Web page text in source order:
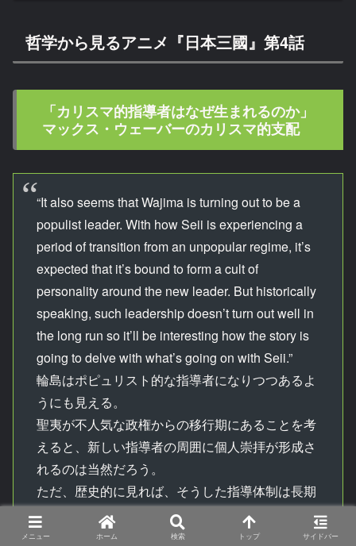
哲学から見るアニメ『日本三國』第4話
「カリスマ的指導者はなぜ生まれるのか」
マックス・ウェーバーのカリスマ的支配
“It also seems that Wajima is turning out to be a
populist leader. With how Seii is experiencing a
period of transition from an unpopular regime, it’s
expected that it’s bound to form a cult of
personality around the new leader. But historically
speaking, such leadership doesn’t turn out well in
the long run so it’ll be interesting how the story is
going to delve with what’s going on with Seii.”
輪島はポピュリスト的な指導者になりつつあるよ
うにも見える。
聖夷が不人気な政権からの移行期にあることを考
えると、新しい指導者の周囲に個人崇拝が形成さ
れるのは当然だろう。
ただ、歴史的に見れば、そうした指導体制は長期
的にはうまくいかない。
だから、物語が聖夷で起きていることをどう掘り
メニュー ホーム 検索 トップ サイドバー